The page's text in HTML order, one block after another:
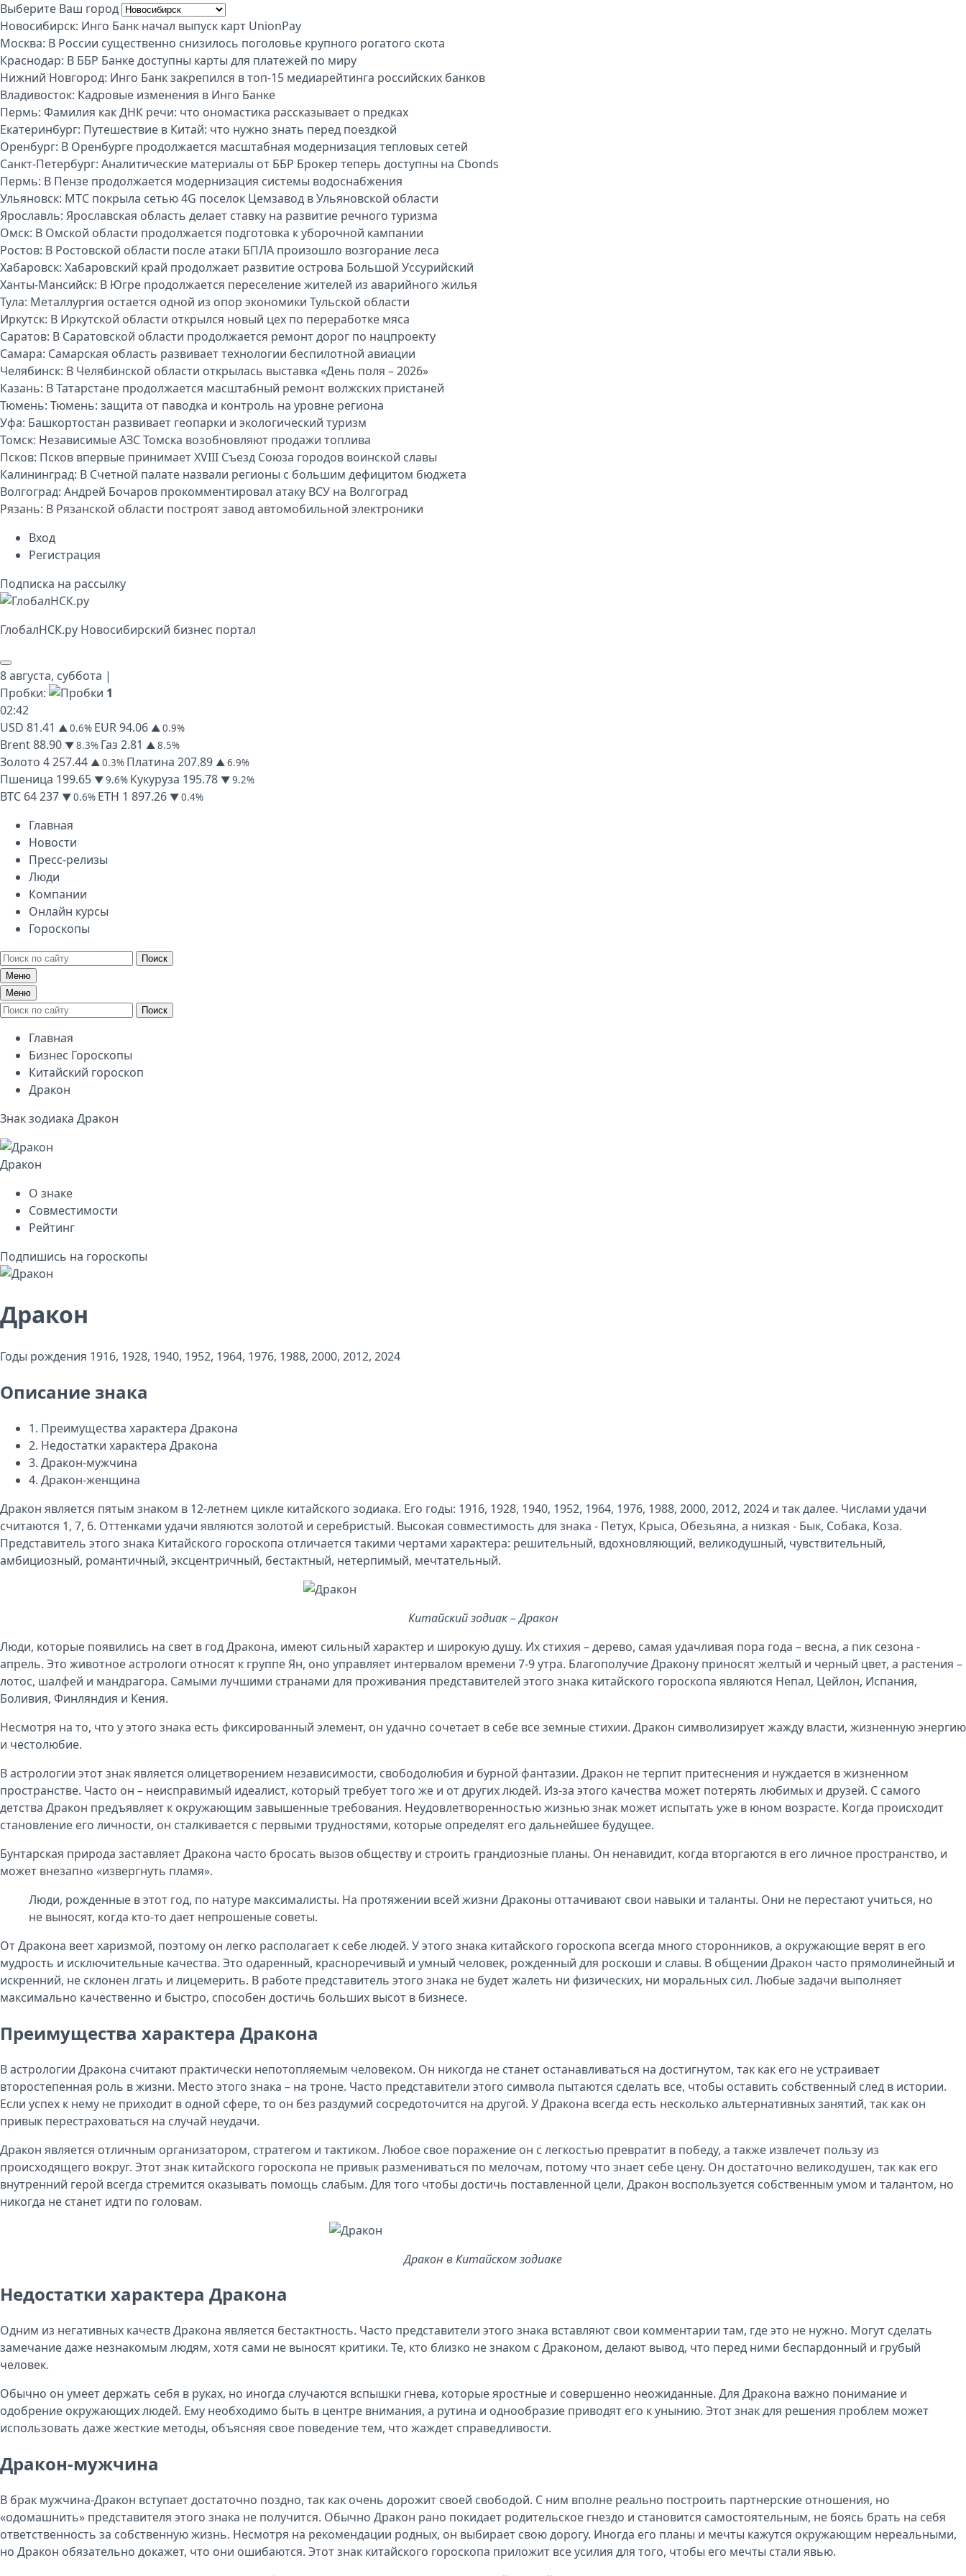
Выберите Ваш город
Новосибирск: Инго Банк начал выпуск карт UnionPay
Москва: В России существенно снизилось поголовье крупного рогатого скота
Краснодар: В ББР Банке доступны карты для платежей по миру
Нижний Новгород: Инго Банк закрепился в топ-15 медиарейтинга российских банков
Владивосток: Кадровые изменения в Инго Банке
Пермь: Фамилия как ДНК речи: что ономастика рассказывает о предках
Екатеринбург: Путешествие в Китай: что нужно знать перед поездкой
Оренбург: В Оренбурге продолжается масштабная модернизация тепловых сетей
Санкт-Петербург: Аналитические материалы от ББР Брокер теперь доступны на Cbonds
Пермь: В Пензе продолжается модернизация системы водоснабжения
Ульяновск: МТС покрыла сетью 4G поселок Цемзавод в Ульяновской области
Ярославль: Ярославская область делает ставку на развитие речного туризма
Омск: В Омской области продолжается подготовка к уборочной кампании
Ростов: В Ростовской области после атаки БПЛА произошло возгорание леса
Хабаровск: Хабаровский край продолжает развитие острова Большой Уссурийский
Ханты-Мансийск: В Югре продолжается переселение жителей из аварийного жилья
Тула: Металлургия остается одной из опор экономики Тульской области
Иркутск: В Иркутской области открылся новый цех по переработке мяса
Саратов: В Саратовской области продолжается ремонт дорог по нацпроекту
Самара: Самарская область развивает технологии беспилотной авиации
Челябинск: В Челябинской области открылась выставка «День поля – 2026»
Казань: В Татарстане продолжается масштабный ремонт волжских пристаней
Тюмень: Тюмень: защита от паводка и контроль на уровне региона
Уфа: Башкортостан развивает геопарки и экологический туризм
Томск: Независимые АЗС Томска возобновляют продажи топлива
Псков: Псков впервые принимает XVIII Съезд Союза городов воинской славы
Калининград: В Счетной палате назвали регионы с большим дефицитом бюджета
Волгоград: Андрей Бочаров прокомментировал атаку ВСУ на Волгоград
Рязань: В Рязанской области построят завод автомобильной электроники
Вход
Регистрация
Подписка на рассылку
ГлобалНСК.py Новосибирский бизнес портал
8 августа, суббота |
Пробки:
1
02:42
USD 81.41 ▲ 0.6% EUR94.06 ▲ 0.9%
Brent88.90 ▼ 8.3% Газ 2.81 ▲ 8.5%
Золото 4 257.44 ▲ 0.3% Платина 207.89 ▲ 6.9%
Пшеница 199.65 ▼ 9.6% Кукуруза 195.78 ▼ 9.2%
BTC 64 237 ▼ 0.6% ETH 1 897.26 ▼ 0.4%
Главная
Новости
Пресс-релизы
Люди
Компании
Онлайн курсы
Гороскопы
Поиск
Меню
Меню
Поиск
Главная
Бизнес Гороскопы
Китайский гороскоп
Дракон
Знак зодиака Дракон
Дракон
О знаке
Совместимости
Рейтинг
Подпишись на гороскопы
Дракон
Годы рождения 1916, 1928, 1940, 1952, 1964, 1976, 1988, 2000, 2012, 2024
Описание знака
1. Преимущества характера Дракона
2. Недостатки характера Дракона
3. Дракон-мужчина
4. Дракон-женщина
Дракон является пятым знаком в 12-летнем цикле китайского зодиака. Его годы: 1916, 1928, 1940, 1952, 1964, 1976, 1988, 2000, 2012, 2024 и так далее. Числами удачи
считаются 1, 7, 6. Оттенками удачи являются золотой и серебристый. Высокая совместимость для знака - Петух, Крыса, Обезьяна, а низкая - Бык, Собака, Коза.
Представитель этого знака Китайского гороскопа отличается такими чертами характера: решительный, вдохновляющий, великодушный, чувствительный,
амбициозный, романтичный, эксцентричный, бестактный, нетерпимый, мечтательный.
Китайский зодиак – Дракон
Люди, которые появились на свет в год Дракона, имеют сильный характер и широкую душу. Их стихия – дерево, самая удачливая пора года – весна, а пик сезона -
апрель. Это животное астрологи относят к группе Ян, оно управляет интервалом времени 7-9 утра. Благополучие Дракону приносят желтый и черный цвет, а растения –
лотос, шалфей и мандрагора. Самыми лучшими странами для проживания представителей этого знака китайского гороскопа являются Непал, Цейлон, Испания,
Боливия, Финляндия и Кения.
Несмотря на то, что у этого знака есть фиксированный элемент, он удачно сочетает в себе все земные стихии. Дракон символизирует жажду власти, жизненную энергию
и честолюбие.
В астрологии этот знак является олицетворением независимости, свободолюбия и бурной фантазии. Дракон не терпит притеснения и нуждается в жизненном
пространстве. Часто он – неисправимый идеалист, который требует того же и от других людей. Из-за этого качества может потерять любимых и друзей. С самого
детства Дракон предъявляет к окружающим завышенные требования. Неудовлетворенностью жизнью знак может испытать уже в юном возрасте. Когда происходит
становление его личности, он сталкивается с первыми трудностями, которые определят его дальнейшее будущее.
Бунтарская природа заставляет Дракона часто бросать вызов обществу и строить грандиозные планы. Он ненавидит, когда вторгаются в его личное пространство, и
может внезапно «извергнуть пламя».
Люди, рожденные в этот год, по натуре максималисты. На протяжении всей жизни Драконы оттачивают свои навыки и таланты. Они не перестают учиться, но
не выносят, когда кто-то дает непрошеные советы.
От Дракона веет харизмой, поэтому он легко располагает к себе людей. У этого знака китайского гороскопа всегда много сторонников, а окружающие верят в его
мудрость и исключительные качества. Это одаренный, красноречивый и умный человек, рожденный для роскоши и славы. В общении Дракон часто прямолинейный и
искренний, не склонен лгать и лицемерить. В работе представитель этого знака не будет жалеть ни физических, ни моральных сил. Любые задачи выполняет
максимально качественно и быстро, способен достичь больших высот в бизнесе.
Преимущества характера Дракона
В астрологии Дракона считают практически непотопляемым человеком. Он никогда не станет останавливаться на достигнутом, так как его не устраивает
второстепенная роль в жизни. Место этого знака – на троне. Часто представители этого символа пытаются сделать все, чтобы оставить собственный след в истории.
Если успех к нему не приходит в одной сфере, то он без раздумий сосредоточится на другой. У Дракона всегда есть несколько альтернативных занятий, так как он
привык перестраховаться на случай неудачи.
Дракон является отличным организатором, стратегом и тактиком. Любое свое поражение он с легкостью превратит в победу, а также извлечет пользу из
происходящего вокруг. Этот знак китайского гороскопа не привык размениваться по мелочам, потому что знает себе цену. Он достаточно великодушен, так как его
внутренний герой всегда стремится оказывать помощь слабым. Для того чтобы достичь поставленной цели, Дракон воспользуется собственным умом и талантом, но
никогда не станет идти по головам.
Дракон в Китайском зодиаке
Недостатки характера Дракона
Одним из негативных качеств Дракона является бестактность. Часто представители этого знака вставляют свои комментарии там, где это не нужно. Могут сделать
замечание даже незнакомым людям, хотя сами не выносят критики. Те, кто близко не знаком с Драконом, делают вывод, что перед ними беспардонный и грубый
человек.
Обычно он умеет держать себя в руках, но иногда случаются вспышки гнева, которые яростные и совершенно неожиданные. Для Дракона важно понимание и
одобрение окружающих людей. Ему необходимо быть в центре внимания, а рутина и однообразие приводят его к унынию. Этот знак для решения проблем может
использовать даже жесткие методы, объясняя свое поведение тем, что жаждет справедливости.
Дракон-мужчина
В брак мужчина-Дракон вступает достаточно поздно, так как очень дорожит своей свободой. С ним вполне реально построить партнерские отношения, но
«одомашнить» представителя этого знака не получится. Обычно Дракон рано покидает родительское гнездо и становится самостоятельным, не боясь брать на себя
ответственность за собственную жизнь. Несмотря на рекомендации родных, он выбирает свою дорогу. Иногда его планы и мечты кажутся окружающим нереальными,
но Дракон обязательно докажет, что они ошибаются. Этот знак китайского гороскопа приложит все усилия для того, чтобы его мечты стали явью.